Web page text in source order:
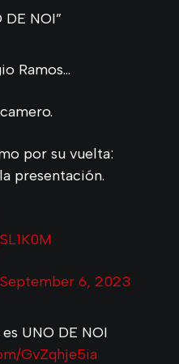
DE NOI”
Ramos…
por su vuelta:
presentación.
September 6, 2023
UNO DE NOI
GvZqhje5ia